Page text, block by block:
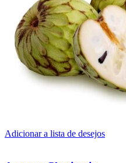
Adicionar a lista de desejos